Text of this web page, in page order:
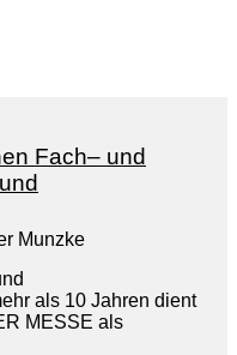
Fach– und
Munzke
als 10 Jahren dient
MESSE als